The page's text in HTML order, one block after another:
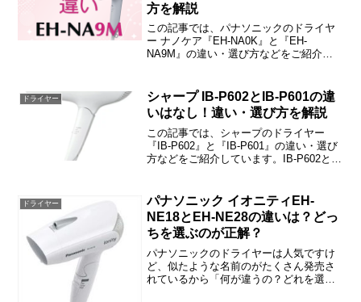
方を解説
この記事では、パナソニックのドライヤ
ー ナノケア『EH-NA0K』と『EH-
NA9M』の違い・選び方などをご紹介し
イズ」「重さ」の5つです。
ドライヤー
シャープ IB-P602とIB-P601の違
いはなし！違い・選び方を解説
この記事では、シャープのドライヤー
『IB-P602』と『IB-P601』の違い・選び
方などをご紹介しています。IB-P602と
ドライヤー
パナソニック イオニティEH-
NE18とEH-NE28の違いは？どっ
ちを選ぶのが正解？
パナソニックのドライヤーは人気ですけ
ど、似たような名前のがたくさん発売さ
れているから「何が違うの？どれを選べ